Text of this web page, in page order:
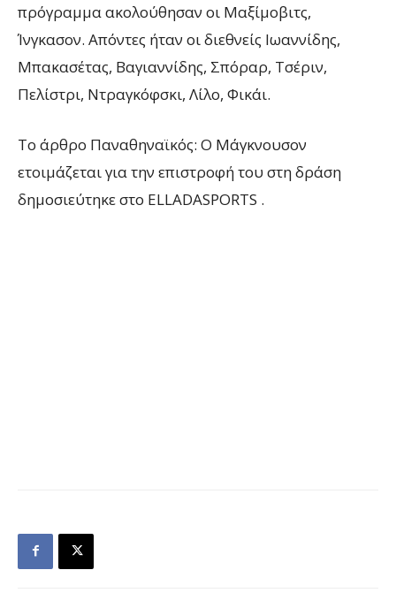
πρόγραμμα ακολούθησαν οι Μαξίμοβιτς,
Ίνγκασον. Απόντες ήταν οι διεθνείς Ιωαννίδης,
Μπακασέτας, Βαγιαννίδης, Σπόραρ, Τσέριν,
Πελίστρι, Ντραγκόφσκι, Λίλο, Φικάι.
To άρθρο Παναθηναϊκός: Ο Μάγκνουσον
ετοιμάζεται για την επιστροφή του στη δράση
δημοσιεύτηκε στο ELLADASPORTS .